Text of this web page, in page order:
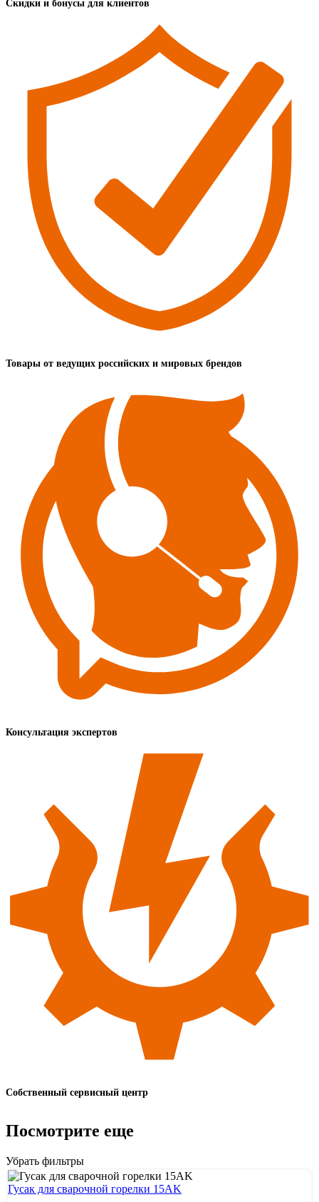
Скидки и бонусы для клиентов
Товары от ведущих российских и мировых брендов
Консультация экспертов
Собственный сервисный центр
Посмотрите еще
Убрать фильтры
Гусак для сварочной горелки 15AK